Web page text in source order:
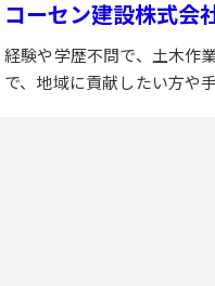
コーセン建設株式会
経験や学歴不問で、土木作
で、地域に貢献したい方や